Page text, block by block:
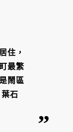
住，
最繁
鬧區
石